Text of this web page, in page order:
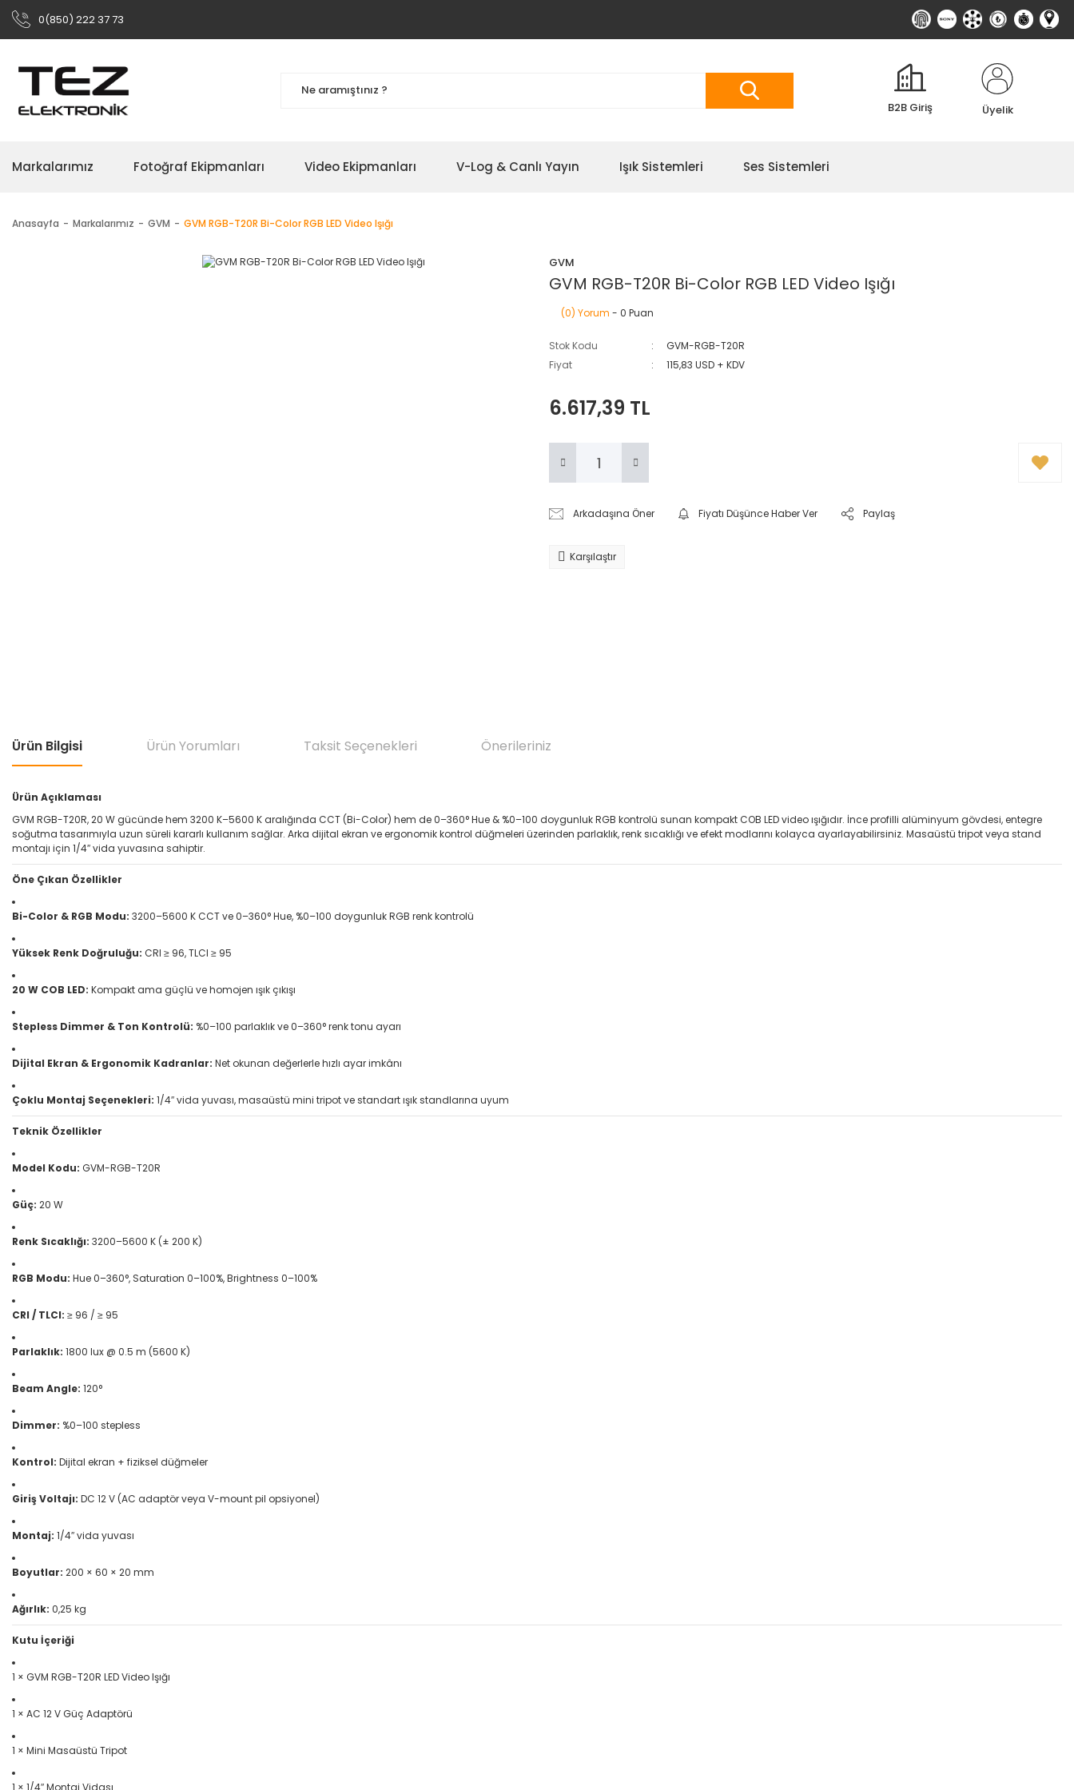
0(850) 222 37 73
B2B Giriş Üyelik
Markalarımız Fotoğraf Ekipmanları Video Ekipmanları V-Log & Canlı Yayın Işık Sistemleri Ses Sistemleri
Anasayfa Markalarımız GVM GVM RGB-T20R Bi-Color RGB LED Video Işığı
GVM
GVM RGB-T20R Bi-Color RGB LED Video Işığı
(0) Yorum - 0 Puan
Stok Kodu
GVM-RGB-T20R
Fiyat
115,83 USD + KDV
6.617,39 TL
Arkadaşına Öner Fiyatı Düşünce Haber Ver Paylaş
Karşılaştır
Ürün Bilgisi Ürün Yorumları Taksit Seçenekleri Önerileriniz
Ürün Açıklaması
GVM RGB-T20R, 20 W gücünde hem 3200 K–5600 K aralığında CCT (Bi-Color) hem de 0–360° Hue & %0–100 doygunluk RGB kontrolü sunan kompakt COB LED video ışığıdır. İnce profilli alüminyum gövdesi, entegre
soğutma tasarımıyla uzun süreli kararlı kullanım sağlar. Arka dijital ekran ve ergonomik kontrol düğmeleri üzerinden parlaklık, renk sıcaklığı ve efekt modlarını kolayca ayarlayabilirsiniz. Masaüstü tripot veya stand
montajı için 1/4″ vida yuvasına sahiptir.
Öne Çıkan Özellikler
Bi-Color & RGB Modu: 3200–5600 K CCT ve 0–360° Hue, %0–100 doygunluk RGB renk kontrolü
Yüksek Renk Doğruluğu: CRI ≥ 96, TLCI ≥ 95
20 W COB LED: Kompakt ama güçlü ve homojen ışık çıkışı
Stepless Dimmer & Ton Kontrolü: %0–100 parlaklık ve 0–360° renk tonu ayarı
Dijital Ekran & Ergonomik Kadranlar: Net okunan değerlerle hızlı ayar imkânı
Çoklu Montaj Seçenekleri: 1/4″ vida yuvası, masaüstü mini tripot ve standart ışık standlarına uyum
Teknik Özellikler
Model Kodu: GVM-RGB-T20R
Güç: 20 W
Renk Sıcaklığı: 3200–5600 K (± 200 K)
RGB Modu: Hue 0–360°, Saturation 0–100%, Brightness 0–100%
CRI / TLCI: ≥ 96 / ≥ 95
Parlaklık: 1800 lux @ 0.5 m (5600 K)
Beam Angle: 120°
Dimmer: %0–100 stepless
Kontrol: Dijital ekran + fiziksel düğmeler
Giriş Voltajı: DC 12 V (AC adaptör veya V-mount pil opsiyonel)
Montaj: 1/4″ vida yuvası
Boyutlar: 200 × 60 × 20 mm
Ağırlık: 0,25 kg
Kutu İçeriği
1 × GVM RGB-T20R LED Video Işığı
1 × AC 12 V Güç Adaptörü
1 × Mini Masaüstü Tripot
1 × 1/4″ Montaj Vidası